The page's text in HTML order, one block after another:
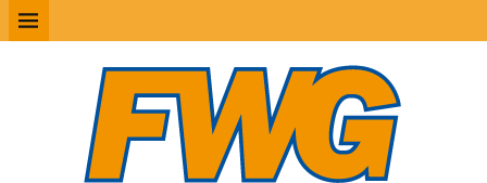
Zum
InhaltMENÜ